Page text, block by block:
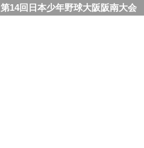
第14回日本少年野球大阪阪南大